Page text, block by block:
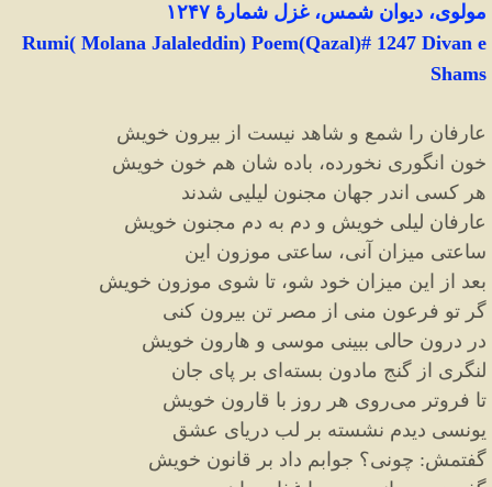
مولوی، دیوان شمس، غزل شمارهٔ ۱۲۴۷
Rumi( Molana Jalaleddin) Poem(Qazal)# 1247 Divan e
Shams
عارفان را شمع و شاهد نیست از بیرون خویش
خون انگوری نخورده، باده شان هم خون خویش
هر کسی اندر جهان مجنون لیلیی شدند
عارفان لیلی خویش و دم به دم مجنون خویش
ساعتی میزان آنی، ساعتی موزون این
بعد از این میزان خود شو، تا شوی موزون خویش
گر تو فرعون منی از مصر تن بیرون کنی
در درون حالی ببینی موسی و هارون خویش
لنگری از گنج مادون بسته ای بر پای جان
تا فروتر میروی هر روز با قارون خویش
یونسی دیدم نشسته بر لب دریای عشق
گفتمش: چونی؟ جوابم داد بر قانون خویش